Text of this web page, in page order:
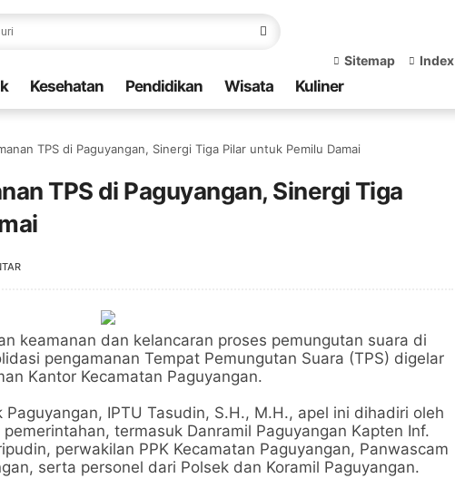
Sitemap Index
Kesehatan Pendidikan Wisata Kuliner
TPS di Paguyangan, Sinergi Tiga Pilar untuk Pemilu Damai
TPS di Paguyangan, Sinergi Tiga
keamanan dan kelancaran proses pemungutan suara di
pengamanan Tempat Pemungutan Suara (TPS) digelar
Kantor Kecamatan Paguyangan.
IPTU Tasudin, S.H., M.H., apel ini dihadiri oleh
termasuk Danramil Paguyangan Kapten Inf.
perwakilan PPK Kecamatan Paguyangan, Panwascam
serta personel dari Polsek dan Koramil Paguyangan.